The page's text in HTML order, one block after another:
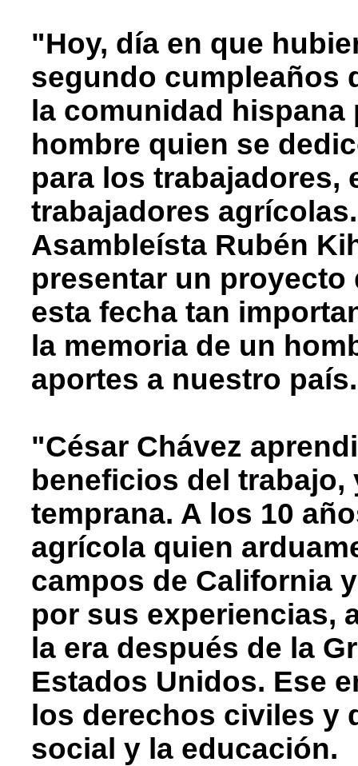
"Hoy, día en que
segundo cumpleaños
la comunidad
hombre quien se
para los trabajadores,
trabajadores
Asambleísta Rubén
presentar un proyecto
esta fecha tan
la memoria de un
aportes a nuestro país.
"César Chávez
beneficios del
temprana. A los 10
agrícola quien
campos de California
por sus experiencias,
la era después de la
Estados Unidos. Ese
los derechos civiles y
social y la educación.